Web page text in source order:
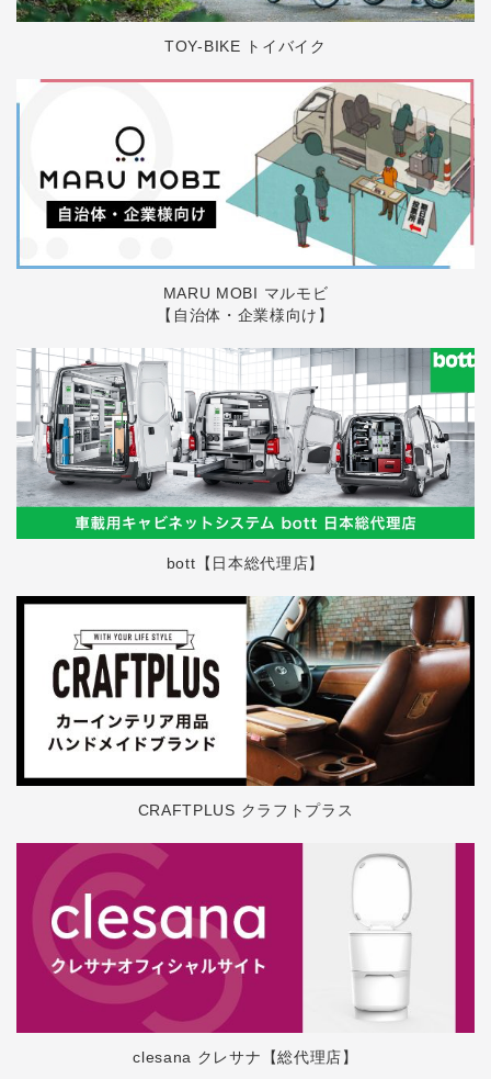
TOY-BIKE トイバイク
MARU MOBI マルモビ
【自治体・企業様向け】
bott【日本総代理店】
CRAFTPLUS クラフトプラス
clesana クレサナ【総代理店】